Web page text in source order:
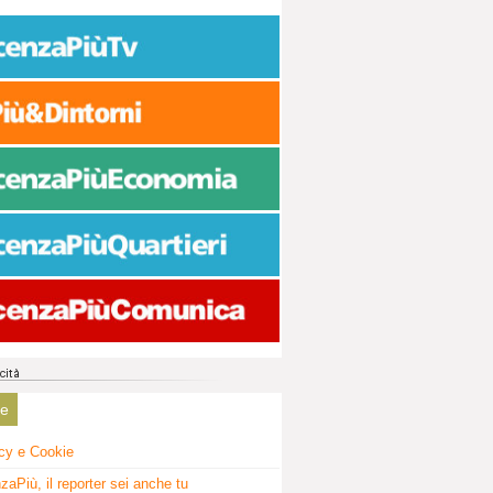
e Cookie
il reporter sei anche tu